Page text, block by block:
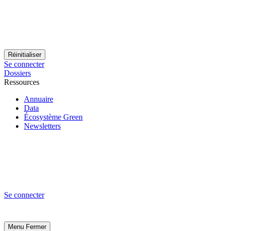
Se connecter
Dossiers
Ressources
Annuaire
Data
Écosystème Green
Newsletters
Se connecter
Menu Fermer